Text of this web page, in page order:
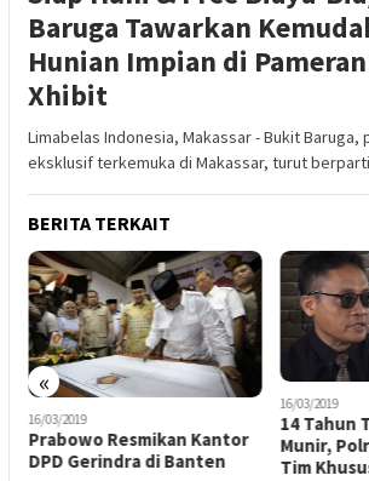
Baruga Tawarkan
Hunian Impian di
Xhibit
Limabelas Indonesia, Makassar - Bukit Baruga,
eksklusif terkemuka di Makassar, turut
BERITA TERKAIT
«
16/03/2019
Prabowo Resmikan Kantor
DPD Gerindra di Banten
16/03/2019
14 Tahun
Munir,
Tim